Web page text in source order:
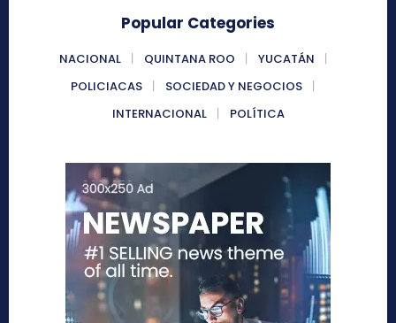
Popular Categories
NACIONAL QUINTANA ROO
YUCATÁN
POLICIACAS
SOCIEDAD Y NEGOCIOS
INTERNACIONAL
POLÍTICA